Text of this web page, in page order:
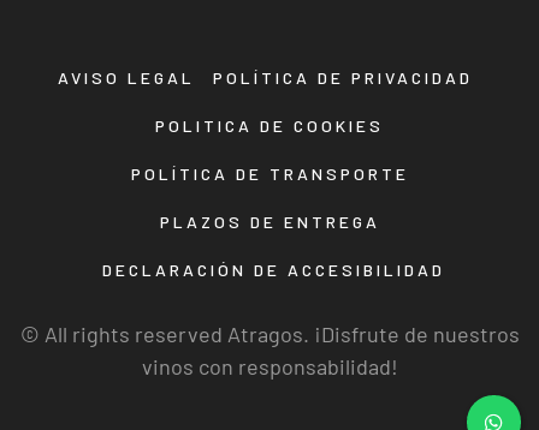
AVISO LEGAL POLÍTICA DE PRIVACIDAD
POLITICA DE COOKIES
POLÍTICA DE TRANSPORTE
PLAZOS DE ENTREGA
DECLARACIÓN DE ACCESIBILIDAD
© All rights reserved Atragos. ¡Disfrute de nuestros
vinos con responsabilidad!